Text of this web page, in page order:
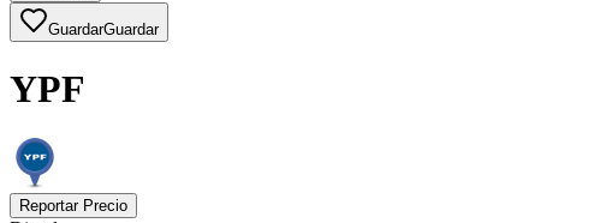
GuardarGuardar
YPF
Reportar Precio